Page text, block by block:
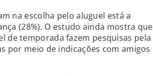
na escolha pelo aluguel está a
(28%). O estudo ainda mostra que
de temporada fazem pesquisas pela
por meio de indicações com amigos